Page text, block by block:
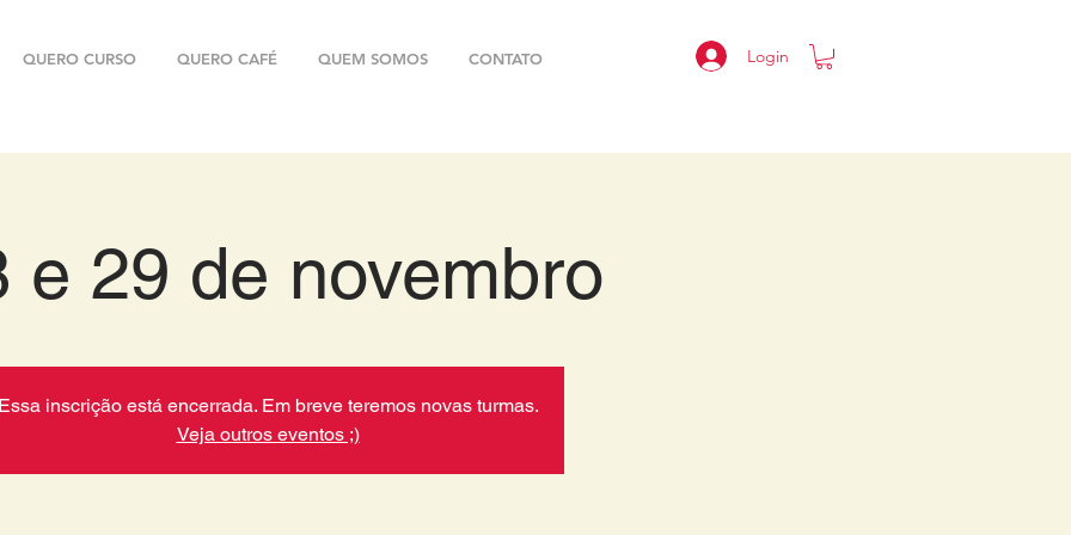
QUERO CURSO QUERO CAFÉ QUEM SOMOS CONTATO Login
e 29 de novembro
inscrição está encerrada. Em breve teremos novas turmas.
Veja outros eventos ;)